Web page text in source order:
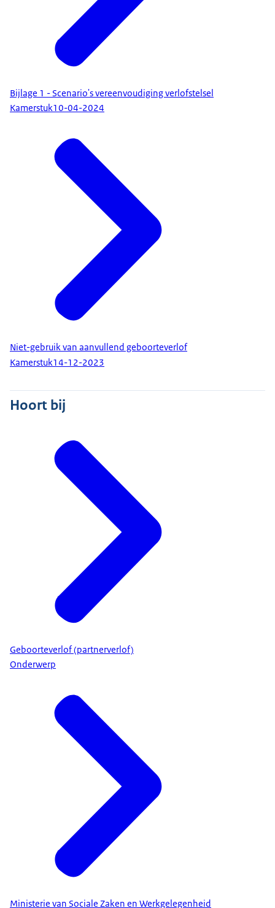
Bijlage 1 - Scenario's vereenvoudiging verlofstelsel
Kamerstuk10-04-2024
Niet-gebruik van aanvullend geboorteverlof
Kamerstuk14-12-2023
Hoort bij
Geboorteverlof (partnerverlof)
Onderwerp
Ministerie van Sociale Zaken en Werkgelegenheid